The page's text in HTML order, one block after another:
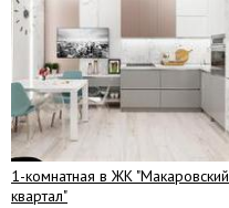
1-комнатная в ЖК "Макаровский
квартал"